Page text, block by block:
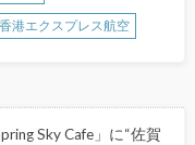
香港エクスプレス航空
Sky Cafe」に“佐賀